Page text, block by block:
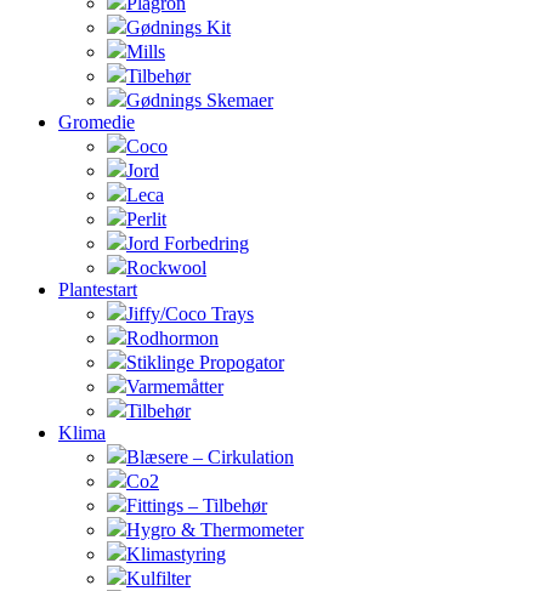
Gødnings Kit
Mills
Tilbehør
Gødnings Skemaer
Gromedie
Coco
Jord
Leca
Perlit
Jord Forbedring
Rockwool
Plantestart
Jiffy/Coco Trays
Rodhormon
Stiklinge Propogator
Varmemåtter
Tilbehør
Klima
Blæsere – Cirkulation
Co2
Fittings – Tilbehør
Hygro & Thermometer
Klimastyring
Kulfilter